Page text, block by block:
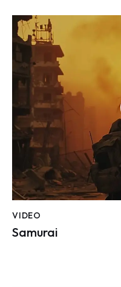
VIDEO
Samurai